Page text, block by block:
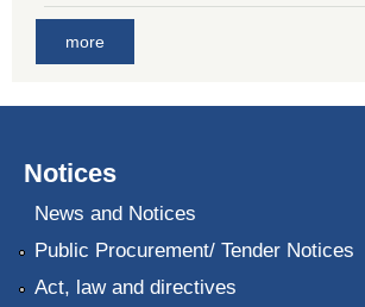
more
Notices
News and Notices
Public Procurement/ Tender Notices
Act, law and directives